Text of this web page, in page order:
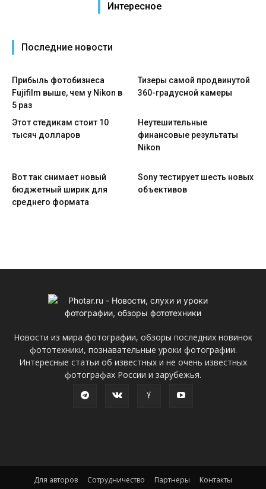
Интересное
Последние новости
Прибыль фотобизнеса
Fujifilm выше, чем у Nikon в
5 раз
Тизеры самой продвинутой
360-градусной камеры
Этот стедикам стоит 10
тысяч долларов
Неутешительные
финансовые результаты
Nikon
Вот так снимает новый
бюджетный ширик для
среднего формата
Sony тестирует шесть новых
объективов
Новости из мира фотографии, обзоры последних новинок
фототехники, познавательные уроки фотографии.
Интересные статьи об известных и не очень известных
фотографах России и зарубежья.
Для авторов Сотрудничество Партнеры Контакты